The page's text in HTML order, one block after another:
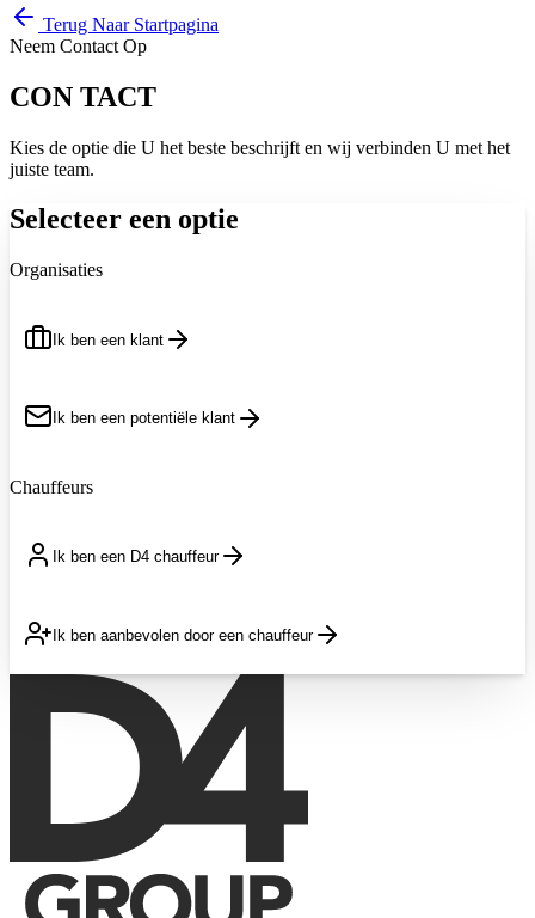
Terug Naar Startpagina
Neem Contact Op
CON TACT
Kies de optie die U het beste beschrijft en wij verbinden U met het
juiste team.
Selecteer een optie
Organisaties
Ik ben een klant
Ik ben een potentiële klant
Chauffeurs
Ik ben een D4 chauffeur
Ik ben aanbevolen door een chauffeur